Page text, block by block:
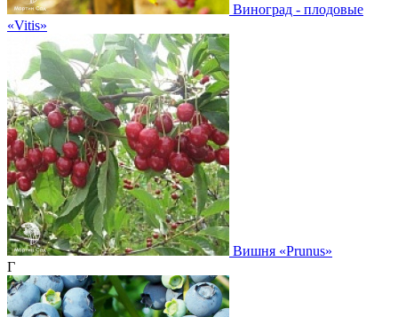
Виноград - плодовые
«Vitis»
Вишня «Prunus»
Г